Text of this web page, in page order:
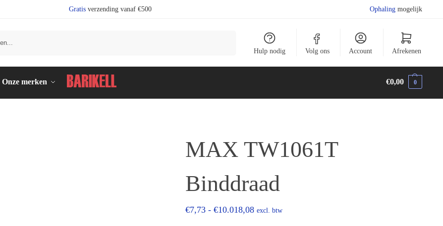
Gratisverzending vanaf €500 Ophaling mogelijk
Hulp nodig Volg ons Account Afrekenen
Onze merken €0,00 0
MAX TW1061T
Binddraad
€7,73 - €10.018,08 excl. btw